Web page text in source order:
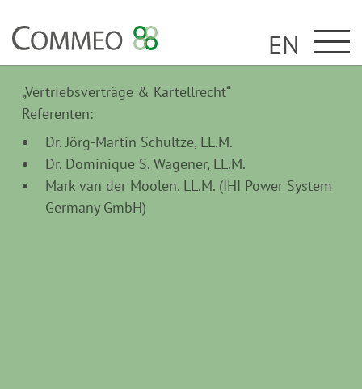
EN
„Vertriebsverträge & Kartellrecht“
Referenten:
Dr. Jörg-Martin Schultze, LL.M.
Dr. Dominique S. Wagener, LL.M.
Mark van der Moolen, LL.M. (IHI Power System
Germany GmbH)